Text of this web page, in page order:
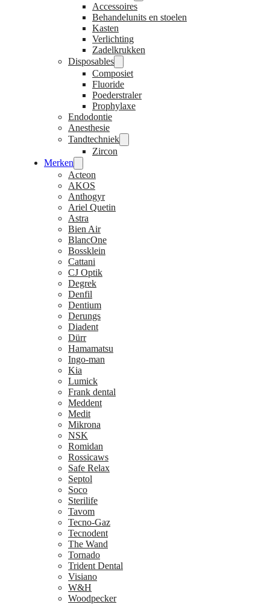
Accessoires
Behandelunits en stoelen
Kasten
Verlichting
Zadelkrukken
Disposables
Composiet
Fluoride
Poederstraler
Prophylaxe
Endodontie
Anesthesie
Tandtechniek
Zircon
Merken
Acteon
AKOS
Anthogyr
Ariel Quetin
Astra
Bien Air
BlancOne
Bossklein
Cattani
CJ Optik
Degrek
Denfil
Dentium
Derungs
Diadent
Dürr
Hamamatsu
Ingo-man
Kia
Lumick
Frank dental
Meddent
Medit
Mikrona
NSK
Romidan
Rossicaws
Safe Relax
Septol
Soco
Sterilife
Tavom
Tecno-Gaz
Tecnodent
The Wand
Tornado
Trident Dental
Visiano
W&H
Woodpecker